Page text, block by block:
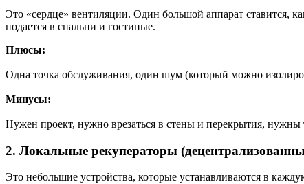
Это «сердце» вентиляции. Один большой аппарат ставится,
подается в спальни и гостиные.
Плюсы:
Одна точка обслуживания, один шум (который можно
Минусы:
Нужен проект, нужно врезаться в стены и перекрытия,
2. Локальные рекуператоры
Это небольшие устройства, которые устанавливаются в